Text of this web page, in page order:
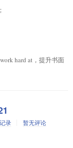
hard at，提升书面
录 暂无评论